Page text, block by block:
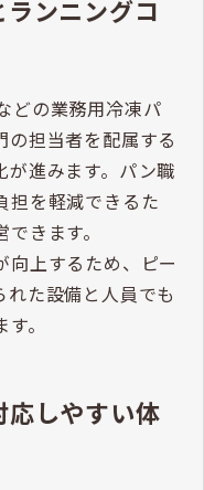
ンニングコ
どの業務用冷凍パ
の担当者を配属する
が進みます。パン職
担を軽減できるた
きます。
向上するため、ピー
た設備と人員でも
。
しやすい体